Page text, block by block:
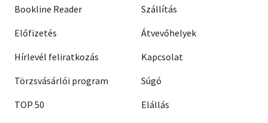
Bookline Reader
Előfizetés
Hírlevél feliratkozás
Törzsvásárlói program
TOP 50
Szállítás
Átvevőhelyek
Kapcsolat
Súgó
Elállás